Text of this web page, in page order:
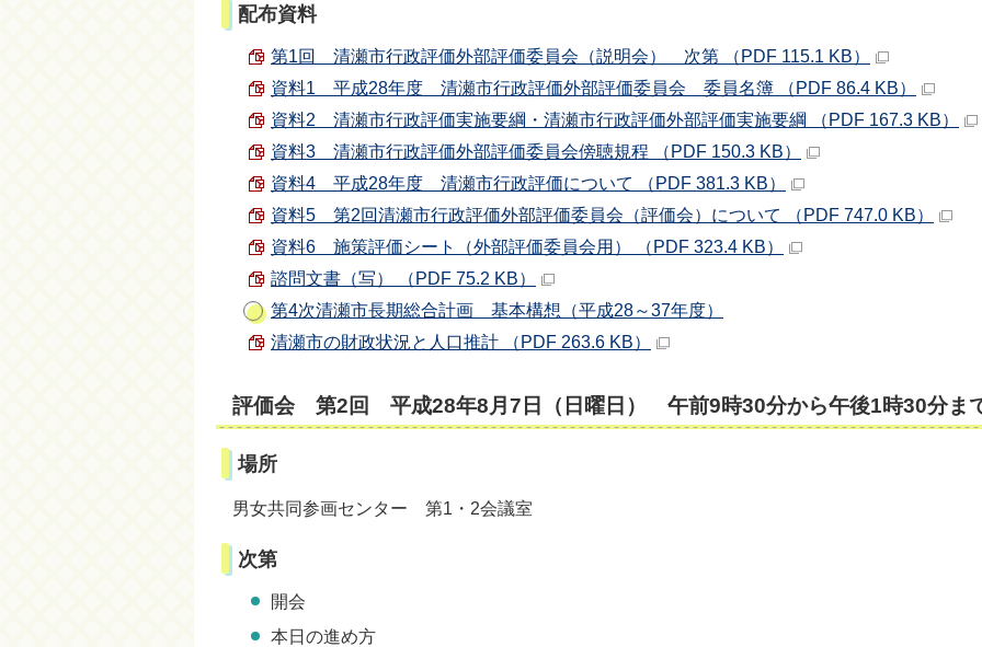
配布資料
第1回 清瀬市行政評価外部評価委員会（説明会） 次第 （PDF 115.1 KB）
資料1 平成28年度 清瀬市行政評価外部評価委員会 委員名簿 （PDF 86.4 KB）
資料2 清瀬市行政評価実施要綱・清瀬市行政評価外部評価実施要綱 （PDF 167.3 KB）
資料3 清瀬市行政評価外部評価委員会傍聴規程 （PDF 150.3 KB）
資料4 平成28年度 清瀬市行政評価について （PDF 381.3 KB）
資料5 第2回清瀬市行政評価外部評価委員会（評価会）について （PDF 747.0 KB）
資料6 施策評価シート（外部評価委員会用） （PDF 323.4 KB）
諮問文書（写） （PDF 75.2 KB）
第4次清瀬市長期総合計画 基本構想（平成28～37年度）
清瀬市の財政状況と人口推計 （PDF 263.6 KB）
評価会 第2回 平成28年8月7日（日曜日） 午前9時30分から午後1時30分ま
場所
男女共同参画センター 第1・2会議室
次第
開会
本日の進め方